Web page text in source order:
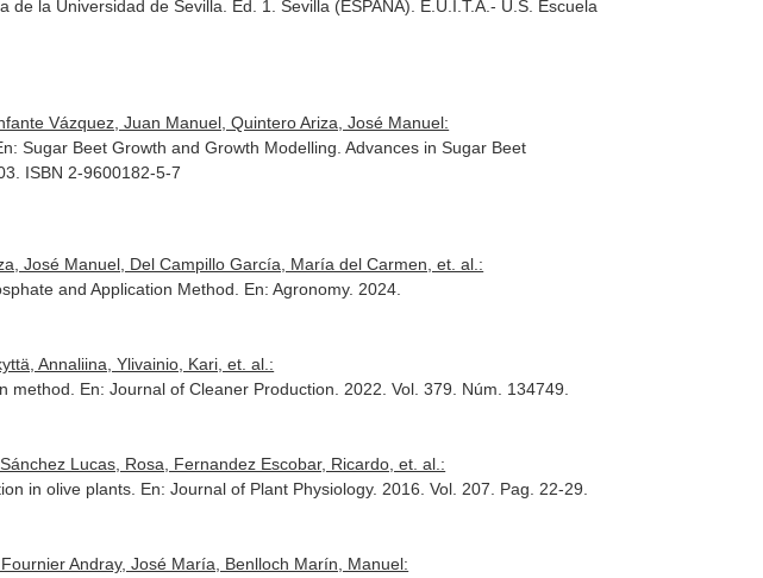
la Universidad de Sevilla. Ed. 1. Sevilla (ESPAÑA). E.U.I.T.A.- U.S. Escuela
Vázquez, Juan Manuel, Quintero Ariza, José Manuel:
Sugar Beet Growth and Growth Modelling. Advances in Sugar Beet
ISBN 2-9600182-5-7
José Manuel, Del Campillo García, María del Carmen, et. al.:
and Application Method. En: Agronomy. 2024.
Annaliina, Ylivainio, Kari, et. al.:
method. En: Journal of Cleaner Production . 2022. Vol. 379. Núm. 134749.
Lucas, Rosa, Fernandez Escobar, Ricardo, et. al.:
in olive plants. En: Journal of Plant Physiology. 2016. Vol. 207. Pag. 22-29.
Andray, José María, Benlloch Marín, Manuel: